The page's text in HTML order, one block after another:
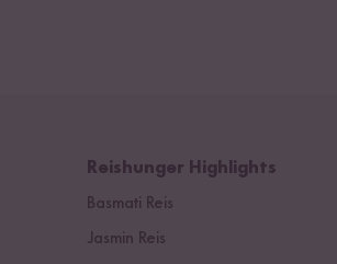
Reishunger Highlights
Basmati Reis
Jasmin Reis